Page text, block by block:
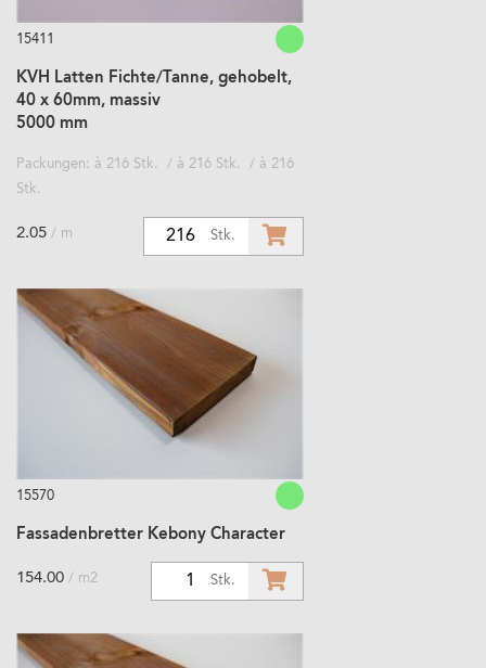
15411
KVH Latten Fichte/Tanne, gehobelt,
40 x 60mm, massiv
5000 mm
Packungen: à 216 Stk. / à 216 Stk. / à 216
Stk.
216 Stk.
2.05 / m
15570
Fassadenbretter Kebony Character
Stk.
154.00 / m2